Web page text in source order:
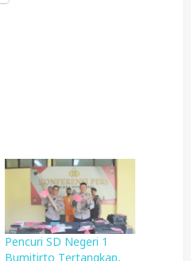
Pencuri SD Negeri 1
Bumitirto Tertangkap,